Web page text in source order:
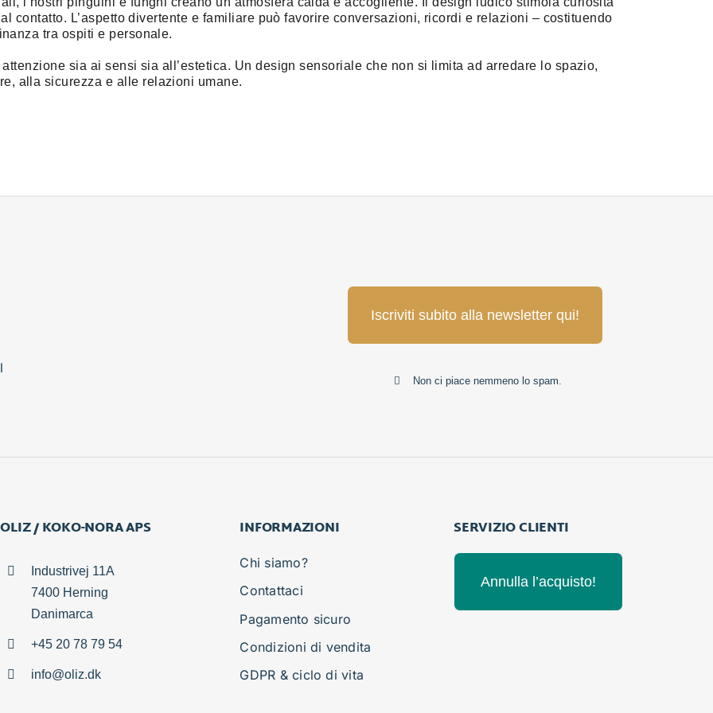
contatto. L’aspetto divertente e familiare può favorire conversazioni, ricordi e relazioni – costituendo
tra ospiti e personale.
sia ai sensi sia all’estetica. Un design sensoriale che non si limita ad arredare lo spazio,
alla sicurezza e alle relazioni umane.
Iscriviti subito alla newsletter qui!
Non ci piace nemmeno lo spam.
OLIZ / KOKO-NORA APS
Industrivej 11A
7400 Herning
Danimarca
+45 20 78 79 54
info@oliz.dk
INFORMAZIONI
Chi siamo?
Contattaci
Pagamento sicuro
Condizioni di vendita
GDPR & ciclo di vita
SERVIZIO CLIENTI
Annulla l’acquisto!